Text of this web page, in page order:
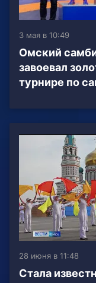
3 мая в 10:49
Омский
завоевал
турнире по
28 июня в 11:48
Стала